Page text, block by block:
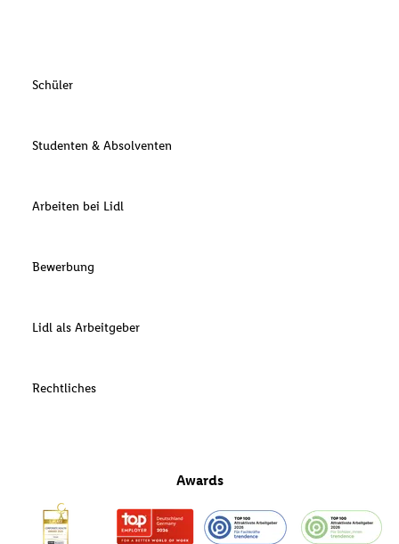
Schüler
Studenten & Absolventen
Arbeiten bei Lidl
Bewerbung
Lidl als Arbeitgeber
Rechtliches
Awards